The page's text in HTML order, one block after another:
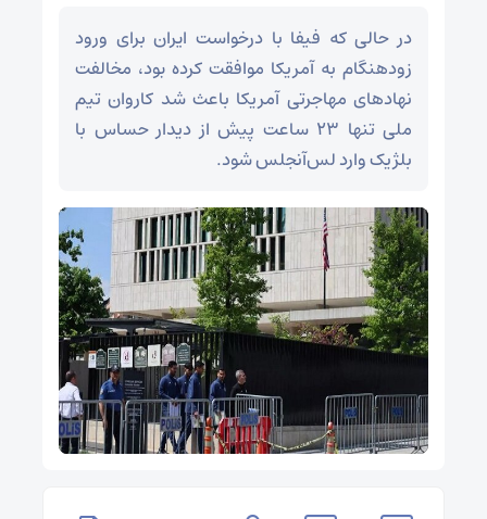
در حالی که فیفا با درخواست ایران برای ورود
زودهنگام به آمریکا موافقت کرده بود، مخالفت
نهادهای مهاجرتی آمریکا باعث شد کاروان تیم
ملی تنها ۲۳ ساعت پیش از دیدار حساس با
بلژیک وارد لس‌آنجلس شود.